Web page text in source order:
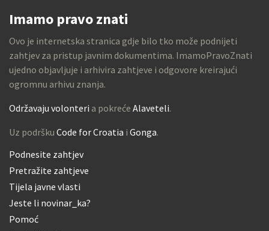
Imamo pravo znati
Ovo je internetska stranica gdje bilo tko može podnijeti
zahtjev za pristup javnim dokumentima. ImamoPravoZnati
ujedno objavljuje i arhivira zahtjeve i odgovore kreirajući
ogromnu arhivu znanja.
Održavaju volonteri a pokreće Alaveteli.
Uz podršku Code for Croatia i Gonga.
Podnesite zahtjev
Pretražite zahtjeve
Tijela javne vlasti
Jeste li novinar_ka?
Pomoć